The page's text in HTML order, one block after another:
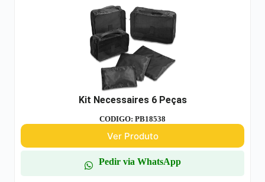
Kit Necessaires 6 Peças
CODIGO: PB18538
Ver Produto
Pedir via WhatsApp